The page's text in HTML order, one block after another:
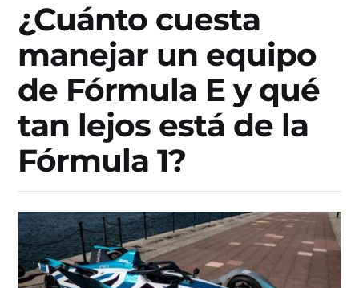
¿Cuánto cuesta
manejar un equipo
de Fórmula E y qué
tan lejos está de la
Fórmula 1?